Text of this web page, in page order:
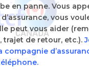
en panne. Vous
vous
peut vous aider
trajet de retour, etc.).
compagnie